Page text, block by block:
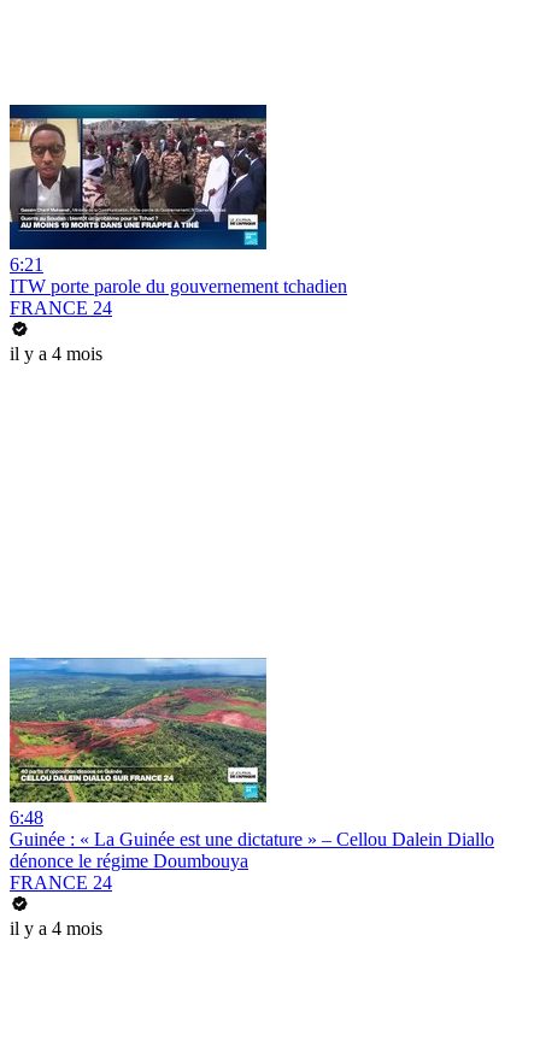
6:21
ITW porte parole du gouvernement tchadien
FRANCE 24
il y a 4 mois
6:48
Guinée : « La Guinée est une dictature » – Cellou Dalein Diallo
dénonce le régime Doumbouya
FRANCE 24
il y a 4 mois